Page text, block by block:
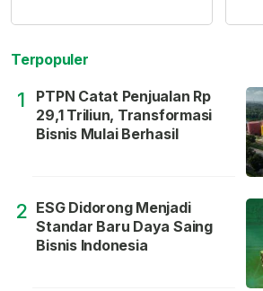
Terpopuler
1
PTPN Catat Penjualan Rp
29,1 Triliun, Transformasi
Bisnis Mulai Berhasil
2 ESG Didorong Menjadi
Standar Baru Daya Saing
Bisnis Indonesia